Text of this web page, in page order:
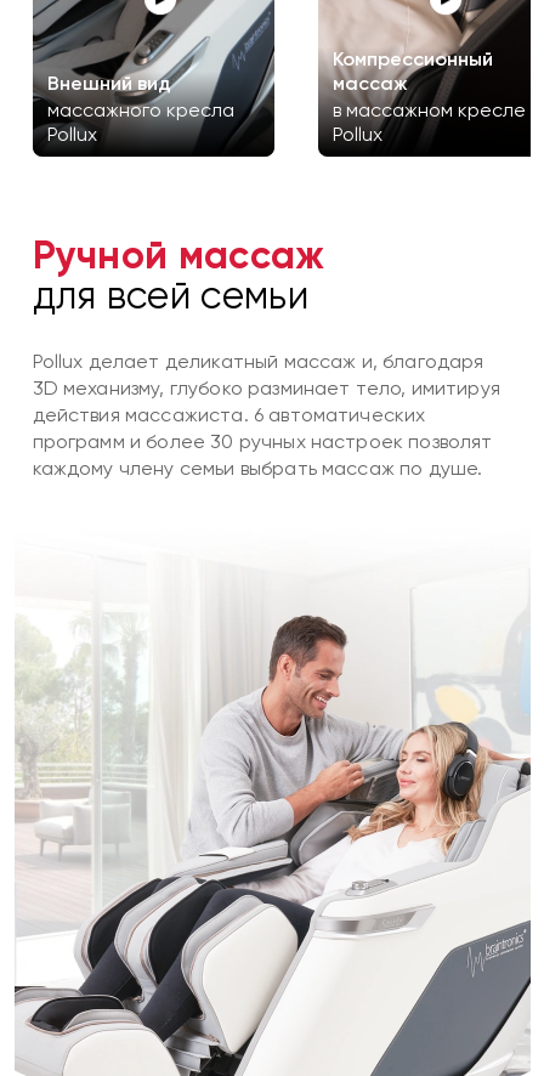
Внешний вид
массажного кресла
Pollux
Компрессионный
массаж
в массажном кресле
Pollux
Ручной массаж
для всей семьи
Pollux делает деликатный массаж и, благодаря
3D механизму, глубоко разминает тело, имитируя
действия массажиста. 6 автоматических
программ и более 30 ручных настроек позволят
каждому члену семьи выбрать массаж по душе.